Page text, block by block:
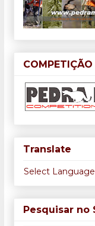
Translate
Select Language
Pesquisar no